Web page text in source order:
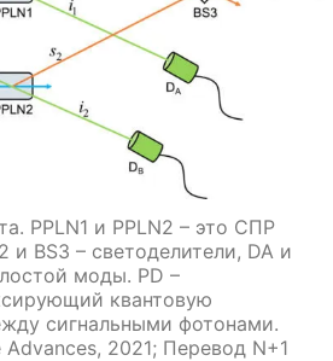
PPLN1 и PPLN2 – это СПР
и BS3 – светоделители, DA и
моды. PD –
квантовую
сигнальными фотонами.
Advances, 2021; Перевод N+1